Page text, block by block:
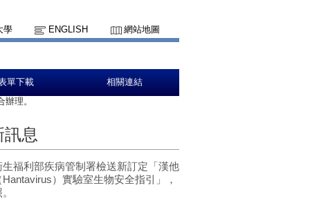
學 ENGLISH 網站地圖
單下載 相關連結
理。
訊息
生福利部疾病管制署檢送新訂定「漢他
）實驗室生物安全指引」，